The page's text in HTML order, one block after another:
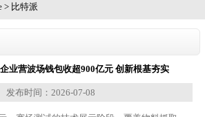
> 比特派
业营波场钱包收超900亿元 创新根基夯实
发布时间：2026-07-08